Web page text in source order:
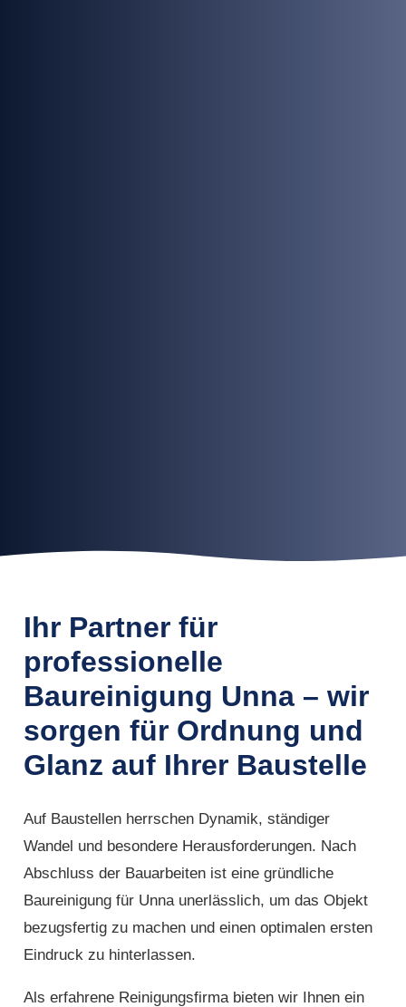
Ihr Partner für
professionelle
Baureinigung Unna – wir
sorgen für Ordnung und
Glanz auf Ihrer Baustelle
Auf Baustellen herrschen Dynamik, ständiger
Wandel und besondere Herausforderungen. Nach
Abschluss der Bauarbeiten ist eine gründliche
Baureinigung für Unna unerlässlich, um das Objekt
bezugsfertig zu machen und einen optimalen ersten
Eindruck zu hinterlassen.
Als erfahrene Reinigungsfirma bieten wir Ihnen ein